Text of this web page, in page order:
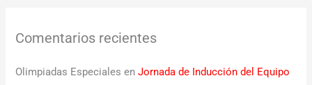
Comentarios recientes
Olimpiadas Especiales enJornada de Inducción del Equipo